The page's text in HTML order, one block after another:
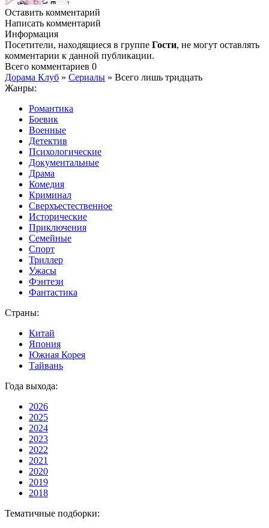
Оставить комментарий
Написать комментарий
Информация
Посетители, находящиеся в группе Гости, не могут оставлять
комментарии к данной публикации.
Всего комментариев 0
Дорама Клуб » Сериалы » Всего лишь тридцать
Жанры:
Романтика
Боевик
Военные
Детектив
Психологические
Документальные
Драма
Комедия
Криминал
Сверхъестественное
Исторические
Приключения
Семейные
Спорт
Триллер
Ужасы
Фэнтези
Фантастика
Страны:
Китай
Япония
Южная Корея
Тайвань
Года выхода:
2026
2025
2024
2023
2022
2021
2020
2019
2018
Тематичные подборки: